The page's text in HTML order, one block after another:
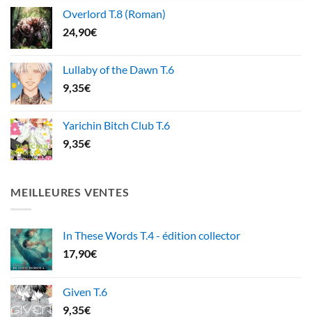
Overlord T.8 (Roman)
24,90€
Lullaby of the Dawn T.6
9,35€
Yarichin Bitch Club T.6
9,35€
MEILLEURES VENTES
In These Words T.4 - édition collector
17,90€
Given T.6
9,35€